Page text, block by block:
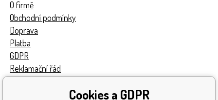
O firmě
Obchodní podmínky
Doprava
Platba
GDPR
Reklamační řád
Cookies a GDPR